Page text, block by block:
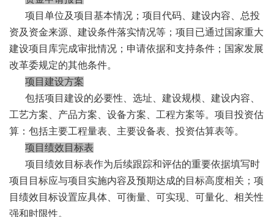
项目单位及项目基本情况；项目代码、建设内容、总投
资及资金来源、建设条件落实情况等；项目已通过国家重大
建设项目库完成审批情况；申请依据和支持条件；国家发展
改革委规定的其他条件。
项目建设方案
包括项目建设的必要性、选址、建设规模、建设内容、
工艺方案、产品方案、设备方案、工程方案等。项目投资估
算：包括主要工程量表、主要设备表、投资估算表等。
项目绩效目标表
项目绩效目标表作为后续跟踪和评估的重要依据填写时
项目目标应与项目实施内容及预期达成的目标高度相关；项
目绩效目标设置应具体、可衡量、可实现、可量化、相关性
强和时限性。